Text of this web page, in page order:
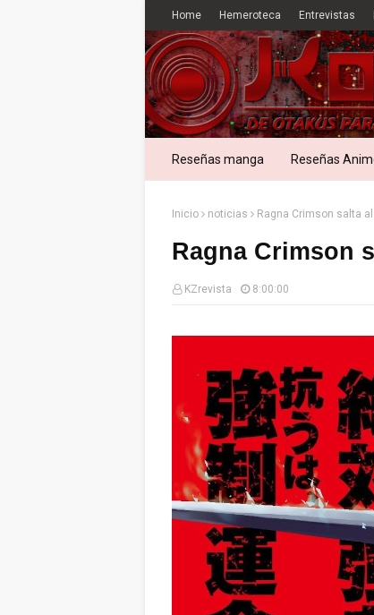
Home Hemeroteca Entrevistas
Reseñas manga Reseñas
Inicio noticias Ragna Crimson salta
Ragna Crimson
KZrevista 8:00:00